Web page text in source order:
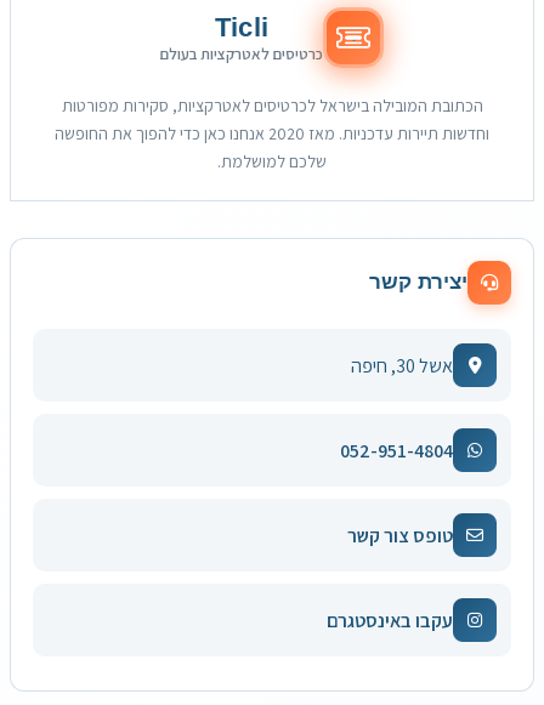
Ticli
כרטיסים לאטרקציות בעולם
הכתובת המובילה בישראל לכרטיסים לאטרקציות, סקירות מפורטות
וחדשות תיירות עדכניות. מאז 2020 אנחנו כאן כדי להפוך את החופשה
שלכם למושלמת.
יצירת קשר
אשל 30, חיפה
052-951-4804
טופס צור קשר
עקבו באינסטגרם